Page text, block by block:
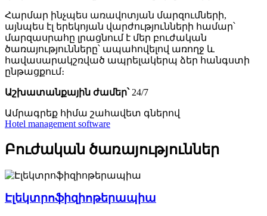
Հարմար ինչպես առավոտյան մարզումների,
այնպես էլ երեկոյան վարժությունների համար՝
մարզասրահը լրացնում է մեր բուժական
ծառայությունները՝ ապահովելով առողջ և
հավասարակշռված ապրելակերպ ձեր հանգստի
ընթացքում։
Աշխատանքային ժամեր՝ 24/7
Ամրագրեք հիմա շահավետ գներով
Hotel management software
Բուժական ծառայություններ
Էլեկտրոֆիզիոթերապիա